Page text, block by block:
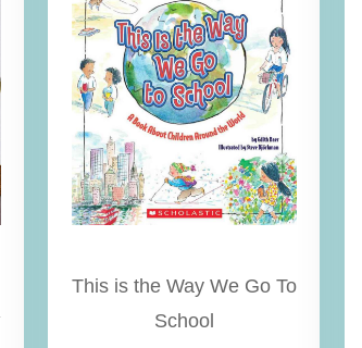
This is the Way We Go To
School